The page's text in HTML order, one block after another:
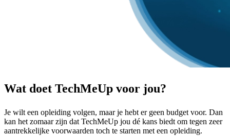
Wat doet TechMeUp voor jou?
Je wilt een opleiding volgen, maar je hebt er geen budget voor. Dan
kan het zomaar zijn dat TechMeUp jou dé kans biedt om tegen zeer
aantrekkelijke voorwaarden toch te starten met een opleiding.